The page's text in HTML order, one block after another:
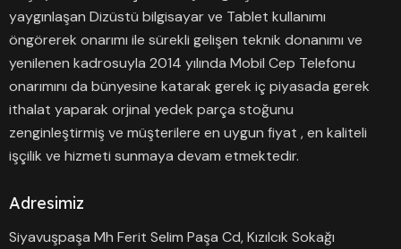
yaygınlaşan Dizüstü bilgisayar ve Tablet kullanımı
öngörerek onarımı ile sürekli gelişen teknik donanımı ve
yenilenen kadrosuyla 2014 yılında Mobil Cep Telefonu
onarımını da bünyesine katarak gerek iç piyasada gerek
ithalat yaparak orjinal yedek parça stoğunu
zenginleştirmiş ve müşterilere en uygun fiyat , en kaliteli
işçilik ve hizmeti sunmaya devam etmektedir.
Adresimiz
Siyavuşpaşa Mh Ferit Selim Paşa Cd, Kızılcık Sokağı